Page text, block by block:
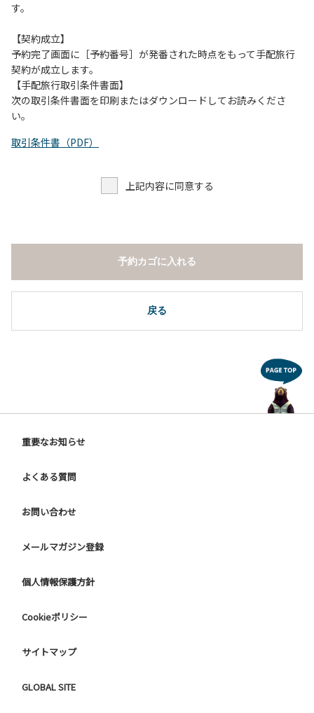
（１）川原にテントやタープを張らない。
（２）雨が降ったときは川原で遊ばない。
（３）カムイコタン公園キャンプ場で雨が降らなくても、上
流で雨が降り急に増水することがあるので、水の濁りに注意
し、濁り始めたときには直ちに川原での遊びを中止する。
（４）キャンプ場の管理者や地元住民から川についての注意
す。
【契約成立】
予約完了画面に［予約番号］が発番された時点をもって手配旅行
契約が成立します。
【手配旅行取引条件書面】
次の取引条件書面を印刷またはダウンロードしてお読みくださ
い。
取引条件書（PDF）
上記内容に同意する
戻る
予約カゴに入れる
重要なお知らせ
よくある質問
お問い合わせ
メールマガジン登録
個人情報保護方針
Cookieポリシー
サイトマップ
GLOBAL SITE